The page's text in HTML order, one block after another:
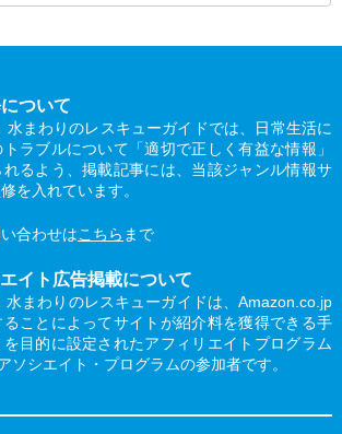
ついて
水まわりのレスキューガイドでは、日常生活に
ラブルについて「適切で正しく有益な情報」
るよう、掲載記事には、当該ジャンル情報サ
を入れています。
合わせはこちら まで
イト広告掲載について
水まわりのレスキューガイドは、Amazon.co.jp
ことによってサイトが紹介料を獲得できる手
目的に設定されたアフィリエイトプログラム
ソシエイト・プログラムの参加者です。